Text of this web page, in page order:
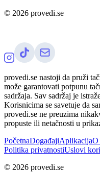
© 2026 provedi.se
provedi.se nastoji da pruži
može garantovati potpunu
sadržaja. Sav sadržaj je
Korisnicima se savetuje da
provedi.se ne preuzima
propuste ili netačnosti u
PočetnaDogađajiAplikacijaO
Politika privatnostiUslovi
© 2026 provedi.se